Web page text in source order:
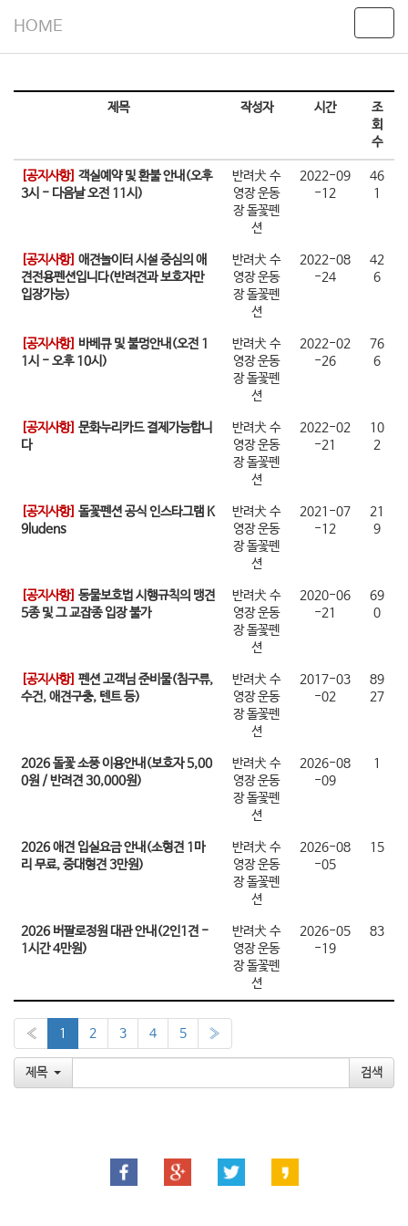
o
e
n
a
v
i
i
o
HOME
제목 작성자 시간
조
회
수
[공지사항] 객실예약 및 환불 안내(오후
3시 - 다음날 오전 11시)
반려犬 수
영장 운동
장 돌꽃펜
션
2022-09
-12
46
1
[공지사항] 애견놀이터 시설 중심의 애
견전용펜션입니다(반려견과 보호자만
입장가능)
반려犬 수
영장 운동
장 돌꽃펜
션
2022-08
-24
42
6
[공지사항] 바베큐 및 불멍안내(오전 1
1시 - 오후 10시)
반려犬 수
영장 운동
장 돌꽃펜
션
2022-02
-26
76
6
[공지사항] 문화누리카드 결제가능합니
다
반려犬 수
영장 운동
장 돌꽃펜
션
2022-02
-21
10
2
[공지사항] 돌꽃펜션 공식 인스타그램 K
9ludens
반려犬 수
영장 운동
장 돌꽃펜
션
2021-07
-12
21
9
[공지사항] 동물보호법 시행규칙의 맹견
5종 및 그 교잡종 입장 불가
반려犬 수
영장 운동
장 돌꽃펜
션
2020-06
-21
69
0
[공지사항] 펜션 고객님 준비물(침구류,
수건, 애견구충, 텐트 등)
반려犬 수
영장 운동
장 돌꽃펜
션
2017-03
-02
89
27
2026 돌꽃 소풍 이용안내(보호자 5,00
0원 / 반려견 30,000원)
반려犬 수
영장 운동
장 돌꽃펜
션
2026-08
-09
1
2026 애견 입실요금 안내(소형견 1마
리 무료, 중대형견 3만원)
반려犬 수
영장 운동
장 돌꽃펜
션
2026-08
-05
15
2026 버팔로정원 대관 안내(2인1견 -
1시간 4만원)
반려犬 수
영장 운동
장 돌꽃펜
션
2026-05
-19
83
« 1 2 3 4 5 »
제목